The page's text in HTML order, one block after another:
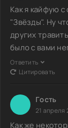
Как я кайфую
"Звёзды". Ну
других
было с вами
Ответить
Цитировать
Гoсть
21 апреля
Как же